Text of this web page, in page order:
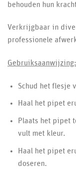
behouden hun
Verkrijgbaar in
professionele
Gebruiksaanwijzing:
Schud het flesje
Haal het pipet
Plaats het pipet
vult met kleur.
Haal het pipet
doseren.